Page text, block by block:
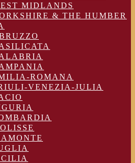
MIDLANDS
& THE HUMBER
ROMANA
VENEZIA-JULIA